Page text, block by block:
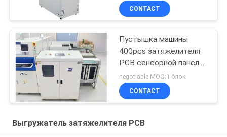
CONTACT
Пустышка машины
400pcs затяжелителя
PCB сенсорной панели
PLC нагружая VL-460
negotiable MOQ:1 блок
CONTACT
Выгружатель затяжелителя PCB